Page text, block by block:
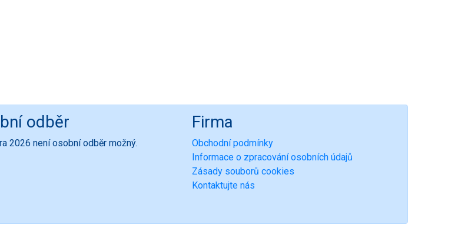
odběr
2026 není osobní odběr možný.
Firma
Obchodní podmínky
Informace o zpracování osobních údajů
Zásady souborů cookies
Kontaktujte nás